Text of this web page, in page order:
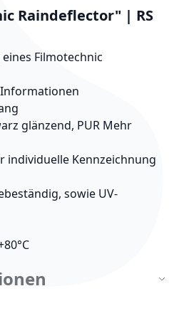
Raindeflector" | RS
Filmotechnic
glänzend, PUR Mehr
individuelle Kennzeichnung
sowie UV-